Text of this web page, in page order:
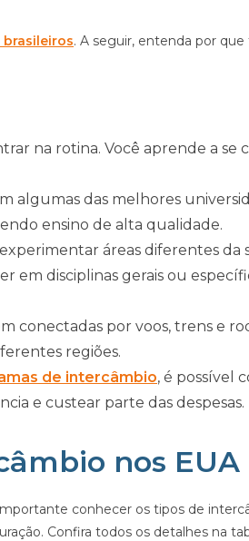
. A seguir, entenda por que
na rotina. Você aprende a se
algumas das melhores
ensino de alta qualidade.
áreas diferentes da
em disciplinas gerais ou
conectadas por voos, trens e
regiões.
de intercâmbio, é possível
e custear parte das despesas.
nos EUA
conhecer os tipos de
Confira todos os detalhes na